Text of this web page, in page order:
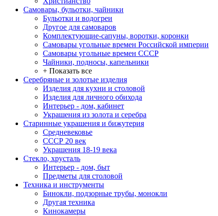
Самовары, бульотки, чайники
Бульотки и водогреи
Другое для самоваров
Комплектующие-сапуны, воротки, коронки
Самовары угольные времен Российской империи
Самовары угольные времен СССР
Чайники, подносы, капельники
+ Показать все
Серебряные и золотые изделия
Изделия для кухни и столовой
Изделия для личного обихода
Интерьер - дом, кабинет
Украшения из золота и серебра
Старинные украшения и бижутерия
Средневековье
СССР 20 век
Украшения 18-19 века
Стекло, хрусталь
Интерьер - дом, быт
Предметы для столовой
Техника и инструменты
Бинокли, подзорные трубы, монокли
Другая техника
Кинокамеры